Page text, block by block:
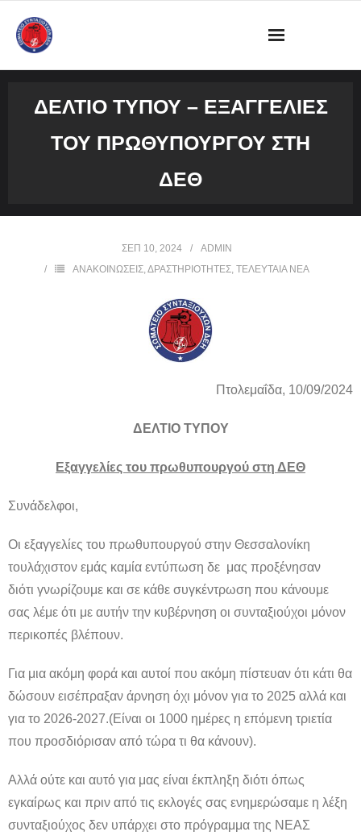
ΦΩΤΟΓΡΑΦΙΕΣ
ΔΕΛΤΙΟ ΤΥΠΟΥ – ΕΞΑΓΓΕΛΊΕΣ
ΤΟΥ ΠΡΩΘΥΠΟΥΡΓΟΎ ΣΤΗ
ΔΕΘ
ΣΕΠ 10, 2024
ADMIN
ΑΝΑΚΟΙΝΩΣΕΙΣ,ΔΡΑΣΤΗΡΙΟΤΗΤΕΣ, ΤΕΛΕΥΤΑΙΑ ΝΕΑ
Πτολεμαΐδα, 10/09/2024
ΔΕΛΤΙΟ ΤΥΠΟΥ
Εξαγγελίες του πρωθυπουργού στη ΔΕΘ
Συνάδελφοι,
Οι εξαγγελίες του πρωθυπουργού στην Θεσσαλονίκη
τουλάχιστον εμάς καμία εντύπωση δε μας προξένησαν
διότι γνωρίζουμε και σε κάθε συγκέντρωση που κάνουμε
σας λέμε ότι με αυτήν την κυβέρνηση οι συνταξιούχοι μόνον
περικοπές βλέπουν.
Για μια ακόμη φορά και αυτοί που ακόμη πίστευαν ότι κάτι θα
δώσουν εισέπραξαν άρνηση όχι μόνον για το 2025 αλλά και
για το 2026-2027.(Είναι οι 1000 ημέρες η επόμενη τριετία
που προσδιόρισαν από τώρα τι θα κάνουν).
Αλλά ούτε και αυτό για μας είναι έκπληξη διότι όπως
εγκαίρως και πριν από τις εκλογές σας ενημερώσαμε η λέξη
συνταξιούχος δεν υπάρχει στο πρόγραμμα της ΝΕΑΣ